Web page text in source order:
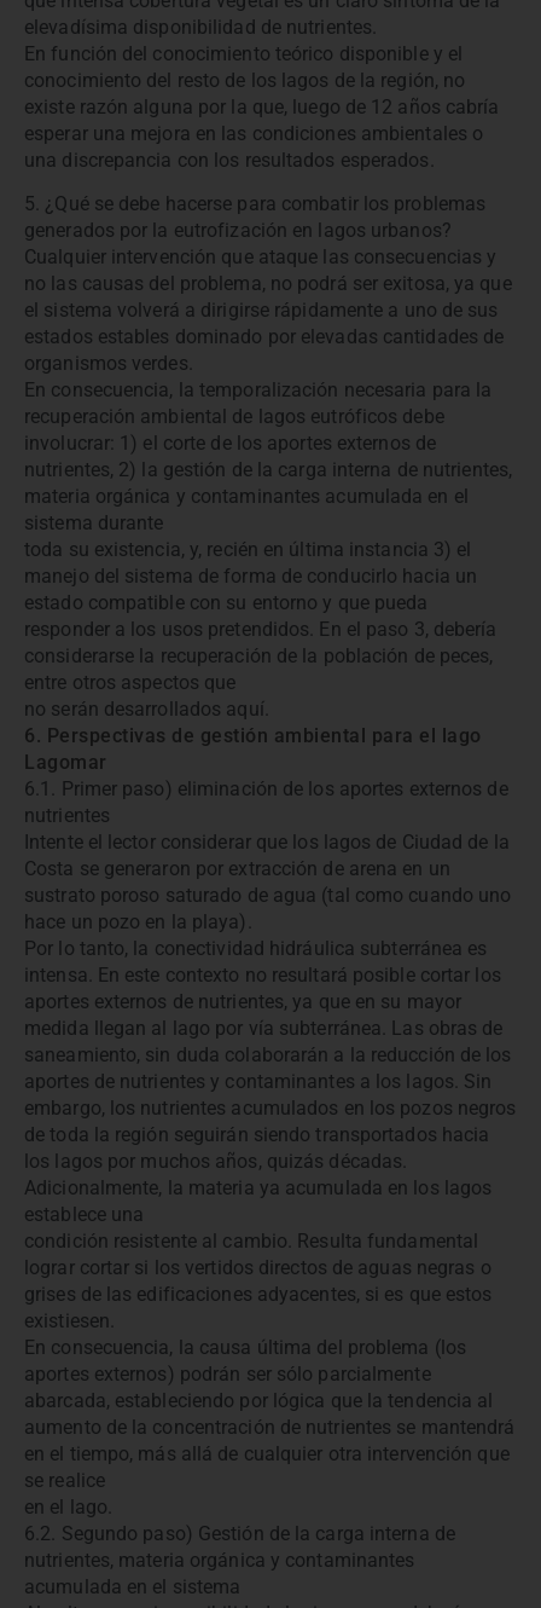
elevadísima disponibilidad de nutrientes.
En función del conocimiento teórico disponible y el
conocimiento del resto de los lagos de la región, no
existe razón alguna por la que, luego de 12 años cabría
esperar una mejora en las condiciones ambientales o
una discrepancia con los resultados esperados.
5. ¿Qué se debe hacerse para combatir los problemas
generados por la eutrofización en lagos urbanos?
Cualquier intervención que ataque las consecuencias y
no las causas del problema, no podrá ser exitosa, ya que
el sistema volverá a dirigirse rápidamente a uno de sus
estados estables dominado por elevadas cantidades de
organismos verdes.
En consecuencia, la temporalización necesaria para la
recuperación ambiental de lagos eutróficos debe
involucrar: 1) el corte de los aportes externos de
nutrientes, 2) la gestión de la carga interna de nutrientes,
materia orgánica y contaminantes acumulada en el
sistema durante
toda su existencia, y, recién en última instancia 3) el
manejo del sistema de forma de conducirlo hacia un
estado compatible con su entorno y que pueda
responder a los usos pretendidos. En el paso 3, debería
considerarse la recuperación de la población de peces,
entre otros aspectos que
no serán desarrollados aquí.
6. Perspectivas de gestión ambiental para el lago
Lagomar
6.1. Primer paso) eliminación de los aportes externos de
nutrientes
Intente el lector considerar que los lagos de Ciudad de la
Costa se generaron por extracción de arena en un
sustrato poroso saturado de agua (tal como cuando uno
hace un pozo en la playa).
Por lo tanto, la conectividad hidráulica subterránea es
intensa. En este contexto no resultará posible cortar los
aportes externos de nutrientes, ya que en su mayor
medida llegan al lago por vía subterránea. Las obras de
saneamiento, sin duda colaborarán a la reducción de los
aportes de nutrientes y contaminantes a los lagos. Sin
embargo, los nutrientes acumulados en los pozos negros
de toda la región seguirán siendo transportados hacia
los lagos por muchos años, quizás décadas.
Adicionalmente, la materia ya acumulada en los lagos
establece una
condición resistente al cambio. Resulta fundamental
lograr cortar si los vertidos directos de aguas negras o
grises de las edificaciones adyacentes, si es que estos
existiesen.
En consecuencia, la causa última del problema (los
aportes externos) podrán ser sólo parcialmente
abarcada, estableciendo por lógica que la tendencia al
aumento de la concentración de nutrientes se mantendrá
en el tiempo, más allá de cualquier otra intervención que
se realice
en el lago.
6.2. Segundo paso) Gestión de la carga interna de
nutrientes, materia orgánica y contaminantes
acumulada en el sistema